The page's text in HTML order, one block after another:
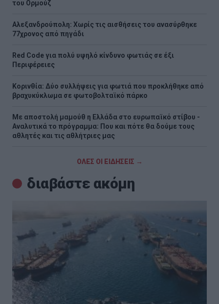
του Ορμούζ
Αλεξανδρούπολη: Χωρίς τις αισθήσεις του ανασύρθηκε
77χρονος από πηγάδι
Red Code για πολύ υψηλό κίνδυνο φωτιάς σε έξι
Περιφέρειες
Κορινθία: Δύο συλλήψεις για φωτιά που προκλήθηκε από
βραχυκύκλωμα σε φωτοβολταϊκό πάρκο
Με αποστολή μαμούθ η Ελλάδα στο ευρωπαϊκό στίβου -
Αναλυτικά το πρόγραμμα: Που και πότε θα δούμε τους
αθλητές και τις αθλήτριες μας
ΟΛΕΣ ΟΙ ΕΙΔΗΣΕΙΣ →
διαβάστε ακόμη